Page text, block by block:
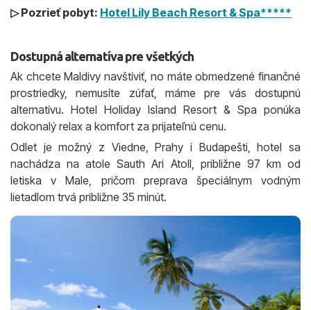
▷ Pozrieť pobyt: Hotel Lily Beach Resort & Spa*****
Dostupná alternatíva pre všetkých
Ak chcete Maldivy navštíviť, no máte obmedzené finančné
prostriedky, nemusíte zúfať, máme pre vás dostupnú
alternatívu. Hotel Holiday Island Resort & Spa ponúka
dokonalý relax a komfort za prijateľnú cenu.
Odlet je možný z Viedne, Prahy i Budapešti, hotel sa
nachádza na atole Sauth Ari Atoll, približne 97 km od
letiska v Male, pričom preprava špeciálnym vodným
lietadlom trvá približne 35 minút.